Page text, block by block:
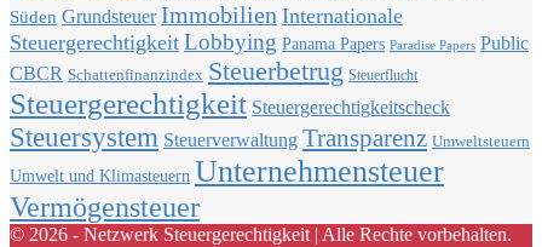
Süden Grundsteuer Immobilien Internationale
Steuergerechtigkeit Lobbying Panama Papers Paradise Papers Public
CBCR Schattenfinanzindex Steuerbetrug Steuerflucht
Steuergerechtigkeit Steuergerechtigkeitscheck
Steuersystem Steuerverwaltung Transparenz Umweltsteuern
Umwelt und Klimasteuern Unternehmensteuer
Vermögensteuer
© 2026 - Netzwerk Steuergerechtigkeit | Alle Rechte vorbehalten.